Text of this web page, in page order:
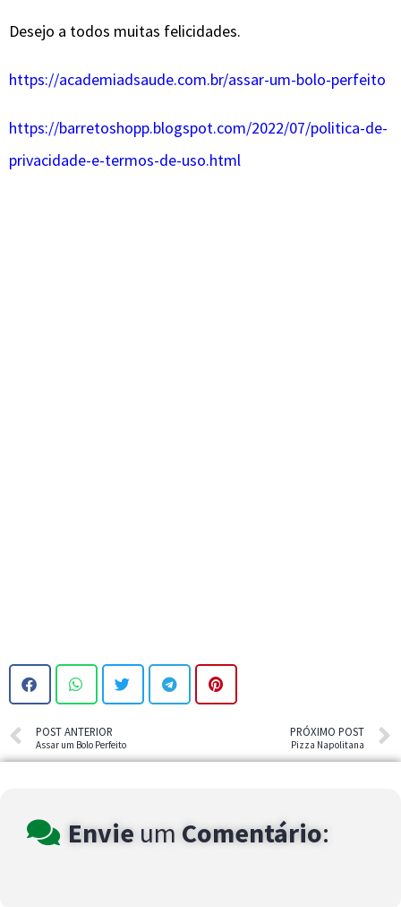
Desejo a todos muitas felicidades.
https://academiadsaude.com.br/assar-um-bolo-perfeito
https://barretoshopp.blogspot.com/2022/07/politica-de-
privacidade-e-termos-de-uso.html
POST ANTERIOR
Assar um Bolo Perfeito
PRÓXIMO POST
Pizza Napolitana
Envie um Comentário: